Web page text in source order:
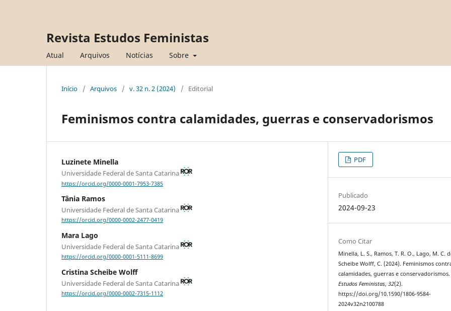
Revista Estudos Feministas
Atual Arquivos Notícias Sobre
Início / Arquivos / v. 32 n. 2 (2024) / Editorial
Feminismos contra calamidades, guerras e conservadorismos
Luzinete Minella
Universidade Federal de Santa Catarina
https://orcid.org/0000-0001-7953-7385
Tânia Ramos
Universidade Federal de Santa Catarina
https://orcid.org/0000-0002-2477-0419
Mara Lago
Universidade Federal de Santa Catarina
https://orcid.org/0000-0001-5111-8699
Cristina Scheibe Wolff
Universidade Federal de Santa Catarina
https://orcid.org/0000-0002-7315-1112
PDF
Publicado
2024-09-23
Como Citar
Minella, L. S., Ramos, T. R. O., Lago, M. C.
Scheibe Wolff, C. (2024). Feminismos
calamidades, guerras e
Estudos Feministas,32(2).
https://doi.org/10.1590/1806-9584-
2024v32n2100788